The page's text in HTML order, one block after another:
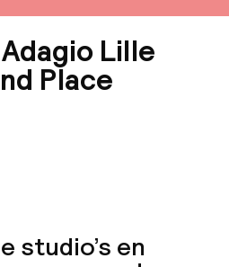
Lille
Place
studio’s en